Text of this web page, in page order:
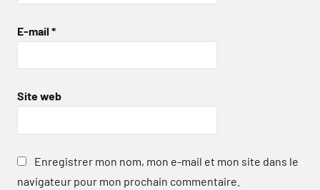
E-mail *
Site web
Enregistrer mon nom, mon e-mail et mon site dans le
navigateur pour mon prochain commentaire.